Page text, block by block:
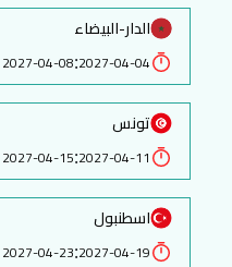
الدار-البيضاء
2027-04-04
:
2027-04-08
تونس
2027-04-11
:
2027-04-15
اسطنبول
2027-04-19
:
2027-04-23